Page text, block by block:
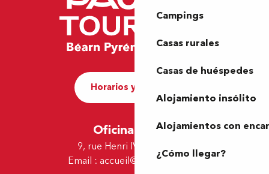
Campings
Casas rurales
Casas de huéspedes
Alojamiento insólito
Alojamientos con
¿Cómo llegar?
Horarios y contacto
Oficina de Pau
9, rue Henri IV - 64000 Pau
Email : accueil@tourismepau.fr